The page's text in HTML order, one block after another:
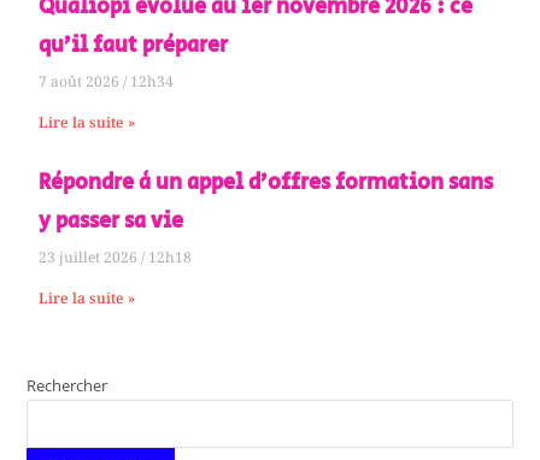
Qualiopi évolue au 1er novembre 2026 : ce
qu’il faut préparer
7 août 202612h34
Lire la suite »
Répondre à un appel d’offres formation sans
y passer sa vie
23 juillet 202612h18
Lire la suite »
Rechercher